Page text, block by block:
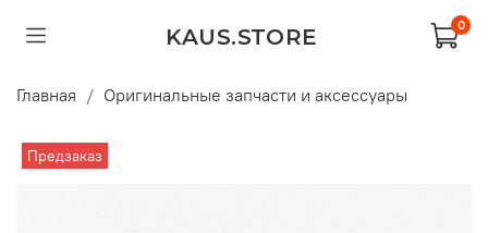
KAUS.STORE 0
Главная Оригинальные запчасти и аксессуары
Предзаказ